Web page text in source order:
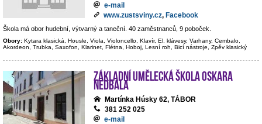
e-mail
www.zustsviny.cz, Facebook
Škola má obor hudební, výtvarný a taneční. 40 zaměstnanců, 9 poboček.
Obory: Kytara klasická, Housle, Viola, Violoncello, Klavír, El. klávesy, Varhany, Cembalo,
Akordeon, Trubka, Saxofon, Klarinet, Flétna, Hoboj, Lesní roh, Bicí nástroje, Zpěv klasický
Základní umělecká škola Oskara
Nedbala
Martínka Húsky 62, TÁBOR
381 252 025
e-mail